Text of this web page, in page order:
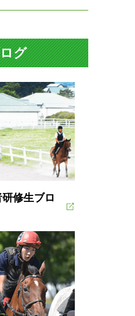
ンタ
2023/08/03
「北海道静内農業高
ス★」
静内農業高校
グ
修生ブロ